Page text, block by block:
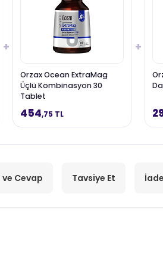
+
Orzax Ocean ExtraMag
Üçlü Kombinasyon 30
Tablet
454,75 TL
+
ve Cevap Tavsiye Et